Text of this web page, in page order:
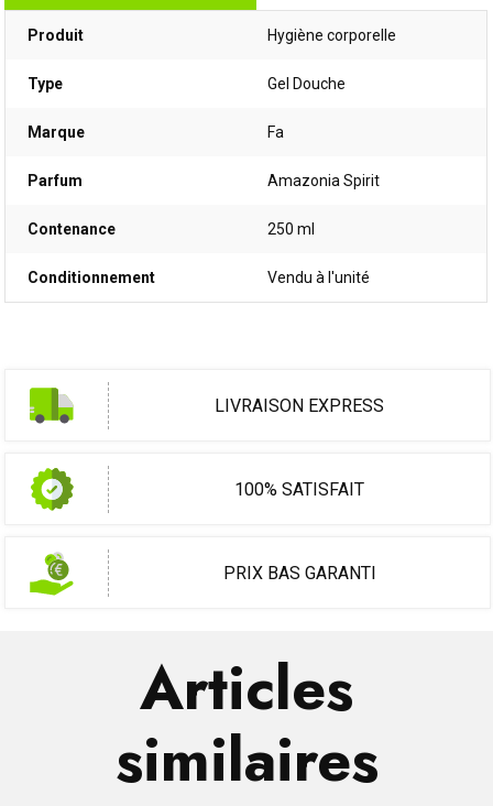
Produit Hygiène corporelle
Type Gel Douche
Marque Fa
Parfum Amazonia Spirit
Contenance 250 ml
Conditionnement Vendu à l'unité
LIVRAISON EXPRESS
100% SATISFAIT
PRIX BAS GARANTI
Articles
similaires